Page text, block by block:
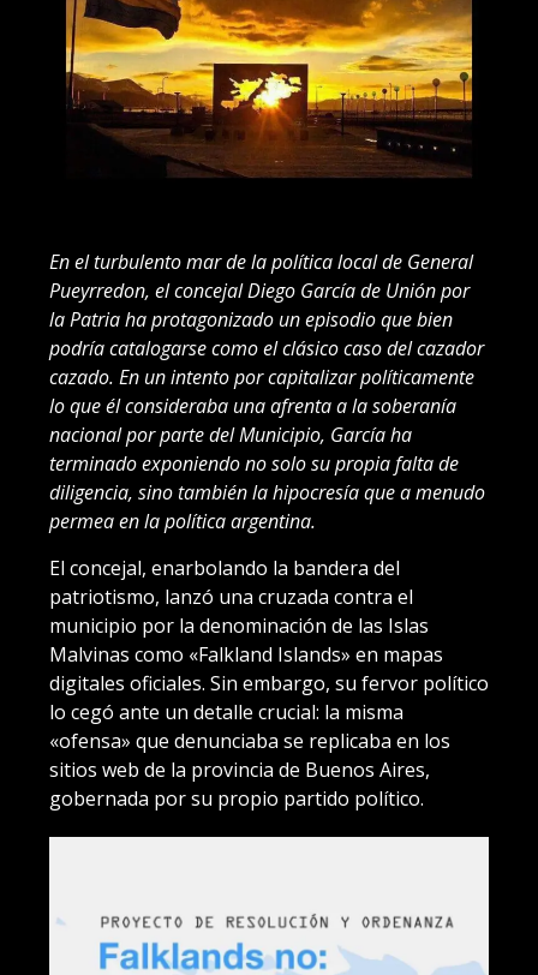
En el turbulento mar de la política local de General
Pueyrredon, el concejal Diego García de Unión por
la Patria ha protagonizado un episodio que bien
podría catalogarse como el clásico caso del cazador
cazado. En un intento por capitalizar políticamente
lo que él consideraba una afrenta a la soberanía
nacional por parte del Municipio, García ha
terminado exponiendo no solo su propia falta de
diligencia, sino también la hipocresía que a menudo
permea en la política argentina.
El concejal, enarbolando la bandera del
patriotismo, lanzó una cruzada contra el
municipio por la denominación de las Islas
Malvinas como «Falkland Islands» en mapas
digitales oficiales. Sin embargo, su fervor político
lo cegó ante un detalle crucial: la misma
«ofensa» que denunciaba se replicaba en los
sitios web de la provincia de Buenos Aires,
gobernada por su propio partido político.